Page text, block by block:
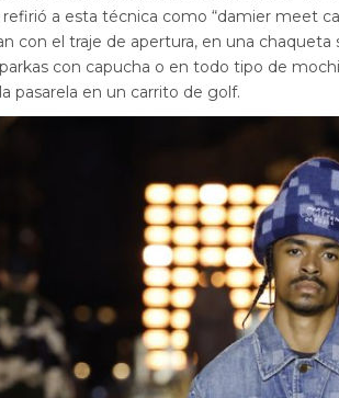
a esta técnica como “damier meet
con el traje de apertura, en una
con capucha o en todo tipo de
pasarela en un carrito de golf.